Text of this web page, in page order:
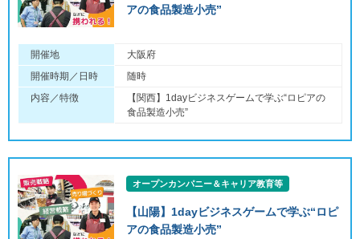
アの食品製造小売”
開催地
大阪府
開催時期／日時
随時
内容／特徴
【関西】1dayビジネスゲームで学ぶ“ロピアの
食品製造小売”
オープンカンパニー＆キャリア教育等
【山陽】1dayビジネスゲームで学ぶ“ロピ
アの食品製造小売”